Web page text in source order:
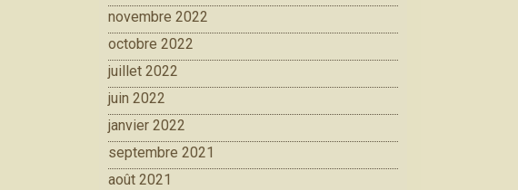
novembre 2022
octobre 2022
juillet 2022
juin 2022
janvier 2022
septembre 2021
août 2021